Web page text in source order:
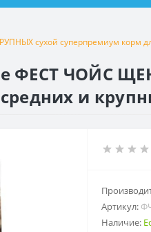
сухой суперпремиум корм
ФЕСТ ЧОЙС
и
Артикул:
Наличие: